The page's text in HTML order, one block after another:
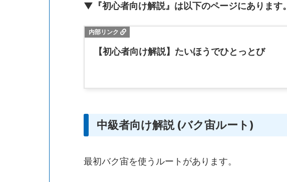
▼『初心者向け解説』は以下のページにあります。
【初心者向け解説】たいほうでひとっとび
中級者向け解説 (バク宙ルート)
最初バク宙を使うルートがあります。